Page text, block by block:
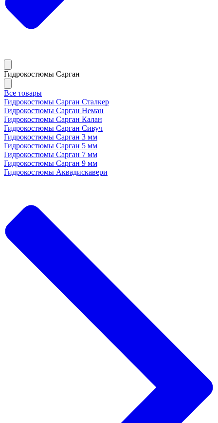
Гидрокостюмы Сарган
Все товары
Гидрокостюмы Сарган Сталкер
Гидрокостюмы Сарган Неман
Гидрокостюмы Сарган Калан
Гидрокостюмы Сарган Сивуч
Гидрокостюмы Сарган 3 мм
Гидрокостюмы Сарган 5 мм
Гидрокостюмы Сарган 7 мм
Гидрокостюмы Сарган 9 мм
Гидрокостюмы Аквадискавери